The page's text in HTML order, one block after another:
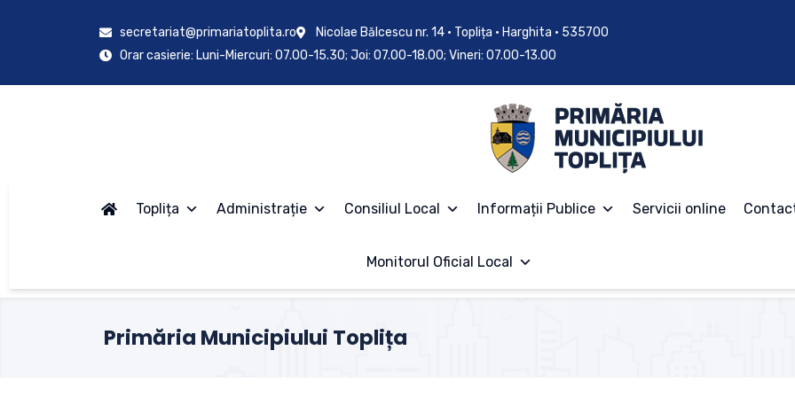
secretariat@primariatoplita.ro
Nicolae Bălcescu nr. 14 • Toplița • Harghita • 535700
Orar casierie: Luni-Miercuri: 07.00-15.30; Joi: 07.00-18.00; Vineri: 07.00-13.00
Toplița Administrație Consiliul Local Informații Publice Servicii online
Monitorul Oficial Local
Primăria Municipiului Toplița